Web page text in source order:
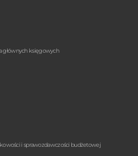
głównych księgowych
i sprawozdawczości budżetowej